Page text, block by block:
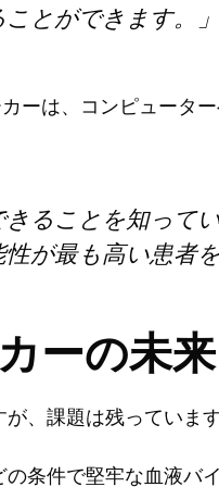
とができます。」
ーは、コンピュータ
ることを知って
が最も高い患者
ーの未来
、課題は残っています
条件で堅牢な血液バ